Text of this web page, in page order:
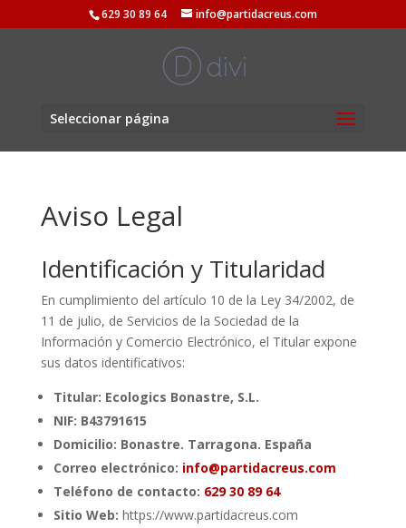
629 30 89 64 info@partidacreus.com
Seleccionar página
Aviso Legal
Identificación y Titularidad
En cumplimiento del artículo 10 de la Ley 34/2002, de
11 de julio, de Servicios de la Sociedad de la
Información y Comercio Electrónico, el Titular expone
sus datos identificativos:
Titular: Ecologics Bonastre, S.L.
NIF: B43791615
Domicilio: Bonastre. Tarragona. España
Correo electrónico: info@partidacreus.com
Teléfono de contacto: 629 30 89 64
Sitio Web: https://www.partidacreus.com